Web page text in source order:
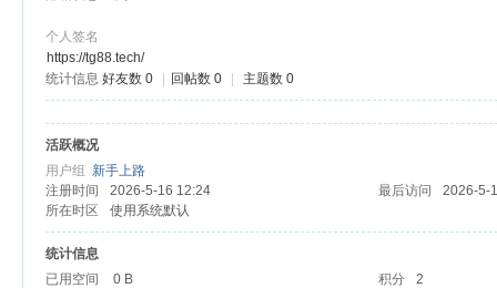
个人签名
https://tg88.tech/
统计信息 好友数 0 回帖数 0 主题数 0
活跃概况
用户组新手上路
注册时间
2026-5-16 12:24 最后访问
2026-5-
所在时区
使用系统默认
统计信息
已用空间
0 B 积分
2